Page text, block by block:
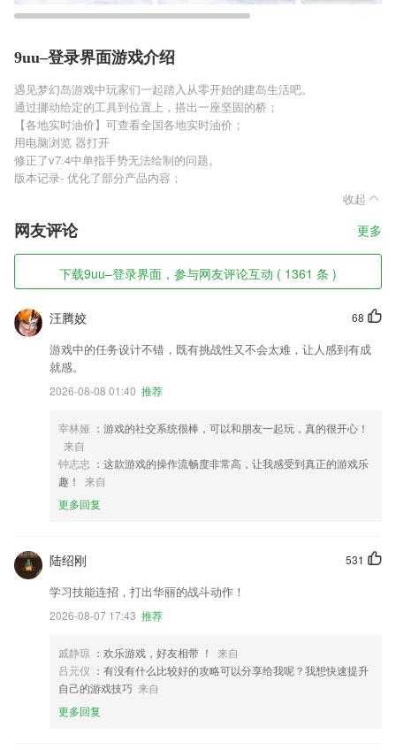
9uu–登录界面游戏介绍
遇见梦幻岛游戏中玩家们一起踏入从零开始的建岛生活吧。
通过挪动给定的工具到位置上，搭出一座坚固的桥；
【各地实时油价】可查看全国各地实时油价；
用电脑浏览 器打开
修正了v7.4中单指手势无法绘制的问题。
版本记录- 优化了部分产品内容；
收起
网友评论 更多
下载9uu–登录界面，参与网友评论互动 ( 1361 条 )
68
汪腾姣
游戏中的任务设计不错，既有挑战性又不会太难，让人感到有成
就感。
2026-08-08 01:40 推荐
宰林娅 ：游戏的社交系统很棒，可以和朋友一起玩，真的很开心！
来自
钟志忠 ：这款游戏的操作流畅度非常高，让我感受到真正的游戏乐
趣！
来自
更多回复
531
陆绍刚
学习技能连招，打出华丽的战斗动作！
2026-08-07 17:43 推荐
戚静琼 ：欢乐游戏，好友相带 ！
来自
吕元仪 ：有没有什么比较好的攻略可以分享给我呢？我想快速提升
自己的游戏技巧 来自
更多回复